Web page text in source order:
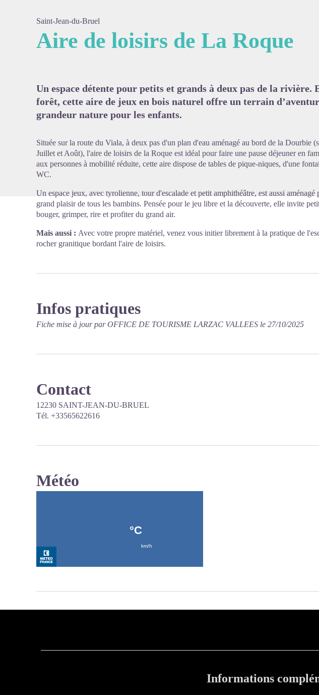
Saint-Jean-du-Bruel
Aire de loisirs de La Roque
Un espace détente pour petits et grands à deux pas de la rivière.
forêt, cette aire de jeux en bois naturel offre un terrain
grandeur nature pour les enfants.
Située sur la route du Viala, à deux pas d'un plan d'eau aménagé au bord de la Dourbie
Juillet et Août), l'aire de loisirs de la Roque est idéal pour faire une pause déjeuner en
aux personnes à mobilité réduite, cette aire dispose de tables de pique-niques, d'une
WC.
Un espace jeux, avec tyrolienne, tour d'escalade et petit amphithéâtre, est aussi aménagé
grand plaisir de tous les bambins. Pensée pour le jeu libre et la découverte, elle invite
bouger, grimper, rire et profiter du grand air.
Mais aussi : Avec votre propre matériel, venez vous initier librement à la pratique de
rocher granitique bordant l'aire de loisirs.
Infos pratiques
Fiche mise à jour par OFFICE DE TOURISME LARZAC VALLEES le 27/10/2025
Contact
12230 SAINT-JEAN-DU-BRUEL
Tél. +33565622616
Météo
Informations